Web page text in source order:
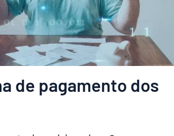
de pagamento dos